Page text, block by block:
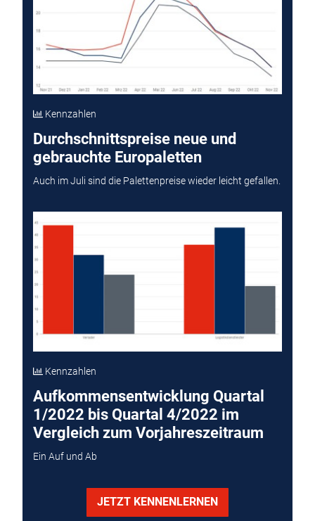
Kennzahlen
Durchschnittspreise neue und
gebrauchte Europaletten
Auch im Juli sind die Palettenpreise wieder leicht gefallen.
Kennzahlen
Aufkommensentwicklung Quartal
1/2022 bis Quartal 4/2022 im
Vergleich zum Vorjahreszeitraum
Ein Auf und Ab
JETZT KENNENLERNEN